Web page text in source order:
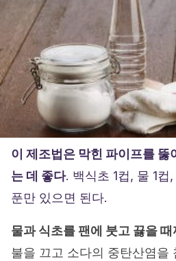
이 제조법은 막힌 파이프를 뚫
는 데 좋다. 백식초 1컵, 물 1
푼만 있으면 된다.
물과 식초를 팬에 붓고 끓을
불을 끄고 소다의 중탄산염을